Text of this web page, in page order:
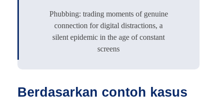
Phubbing: trading moments of genuine
connection for digital distractions, a
silent epidemic in the age of constant
screens
Berdasarkan contoh kasus